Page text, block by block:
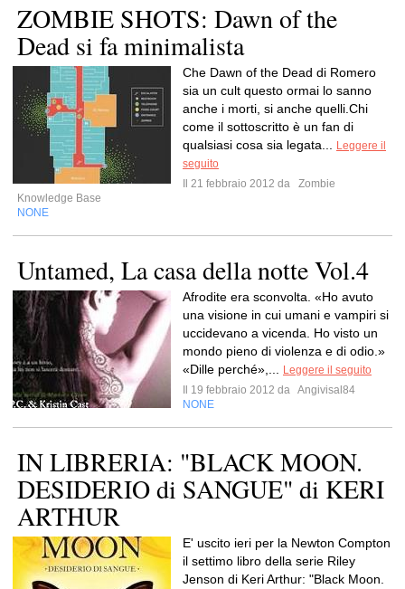
ZOMBIE SHOTS: Dawn of the
Dead si fa minimalista
Che Dawn of the Dead di Romero
sia un cult questo ormai lo sanno
anche i morti, si anche quelli.Chi
come il sottoscritto è un fan di
qualsiasi cosa sia legata...
Leggere il
seguito
Il 21 febbraio 2012 da
Zombie
Knowledge Base
NONE
Untamed, La casa della notte Vol.4
Afrodite era sconvolta. «Ho avuto
una visione in cui umani e vampiri si
uccidevano a vicenda. Ho visto un
mondo pieno di violenza e di odio.»
«Dille perché»,...
Leggere il seguito
Il 19 febbraio 2012 da Angivisal84
NONE
IN LIBRERIA: "BLACK MOON.
DESIDERIO di SANGUE" di KERI
ARTHUR
E' uscito ieri per la Newton Compton
il settimo libro della serie Riley
Jenson di Keri Arthur: "Black Moon.